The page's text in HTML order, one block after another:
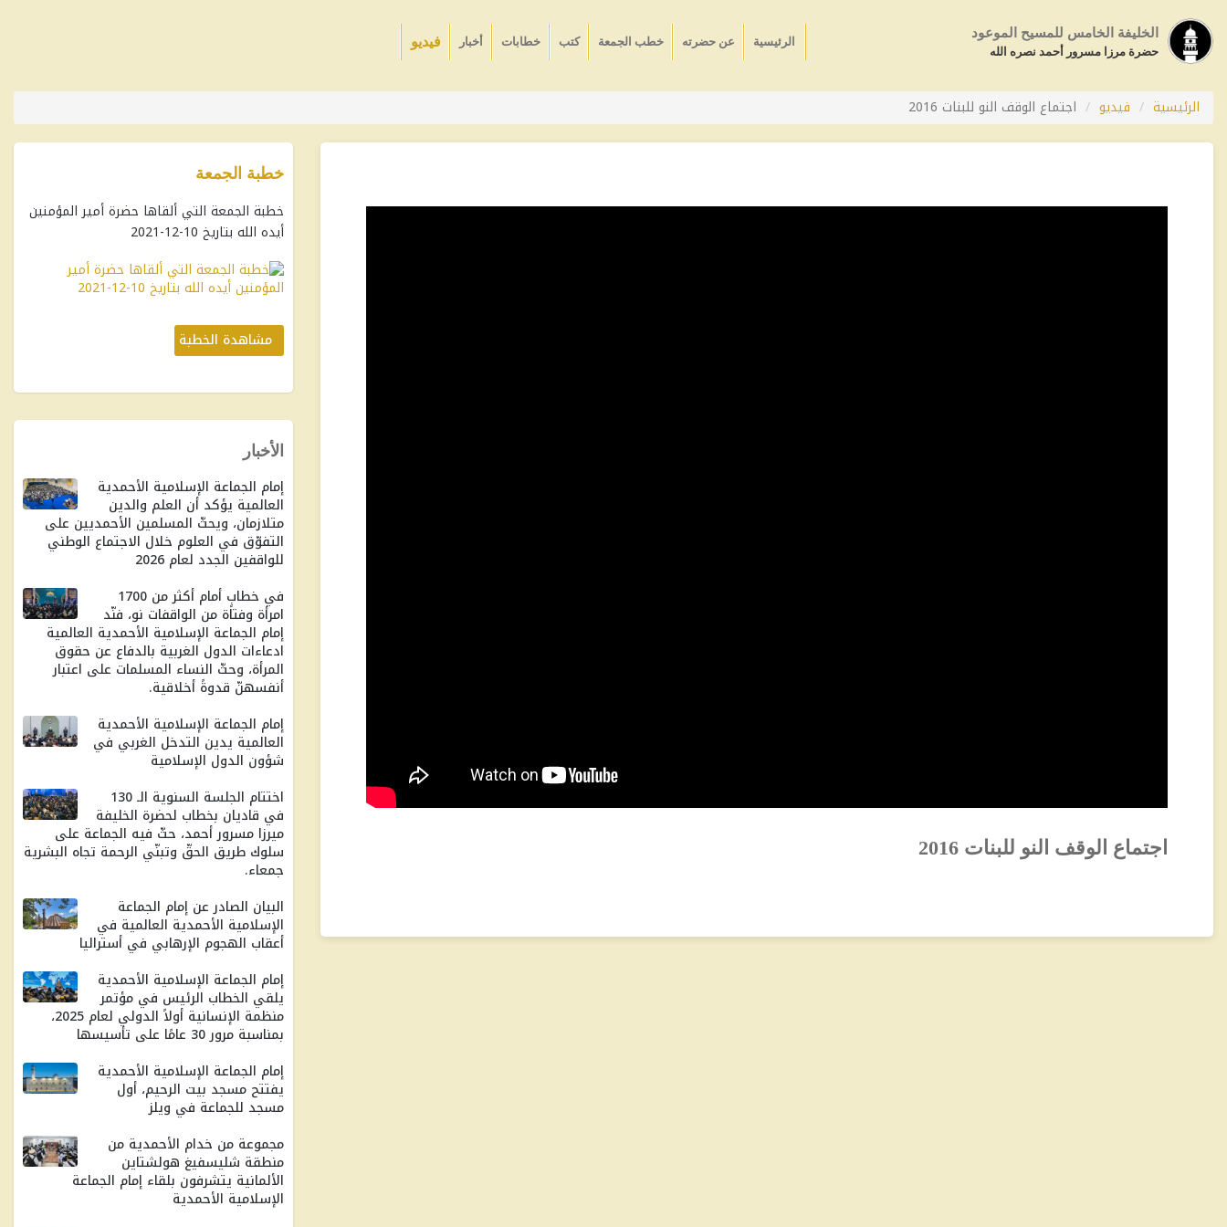
الخليفة الخامس للمسيح الموعود
حضرة مرزا مسرور أحمد نصره الله
الرئيسية عن حضرته خطب الجمعة كتب خطابات أخبار فيديو
الرئيسية فيديو اجتماع الوقف النو للبنات 2016
اجتماع الوقف النو للبنات 2016
خطبة الجمعة
خطبة الجمعة التي ألقاها حضرة أمير المؤمنين
أيده الله بتاريخ 10-12-2021
مشاهدة الخطبة
الأخبار
إمام الجماعة الإسلامية الأحمدية
العالمية يؤكد أن العلم والدين
متلازمان، ويحثّ المسلمين الأحمديين على
التفوّق في العلوم خلال الاجتماع الوطني
للواقفين الجدد لعام 2026
في خطابٍ أمام أكثر من 1700
امرأة وفتاة من الواقفات نو، فنّد
إمام الجماعة الإسلامية الأحمدية العالمية
ادعاءات الدول الغربية بالدفاع عن حقوق
المرأة، وحثّ النساء المسلمات على اعتبار
أنفسهنّ قدوةً أخلاقية.
إمام الجماعة الإسلامية الأحمدية
العالمية يدين التدخل الغربي في
شؤون الدول الإسلامية
اختتام الجلسة السنوية الـ 130
في قاديان بخطاب لحضرة الخليفة
ميرزا ​​مسرور أحمد، حثّ فيه الجماعة على
سلوك طريق الحقّ وتبنّي الرحمة تجاه البشرية
جمعاء.
البيان الصادر عن إمام الجماعة
الإسلامية الأحمدية العالمية في
أعقاب الهجوم الإرهابي في أستراليا
إمام الجماعة الإسلامية الأحمدية
يلقي الخطاب الرئيس في مؤتمر
منظمة الإنسانية أولاً الدولي لعام 2025،
بمناسبة مرور 30 ​​عامًا على تأسيسها
إمام الجماعة الإسلامية الأحمدية
يفتتح مسجد بيت الرحيم، أول
مسجد للجماعة في ويلز
مجموعة من خدام الأحمدية من
منطقة شليسفيغ هولشتاين
الألمانية يتشرفون بلقاء إمام الجماعة
الإسلامية الأحمدية